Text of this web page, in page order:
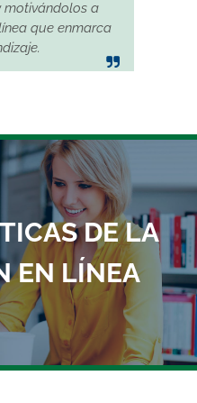
motivándolos a
que enmarca
DE LA
EN LÍNEA